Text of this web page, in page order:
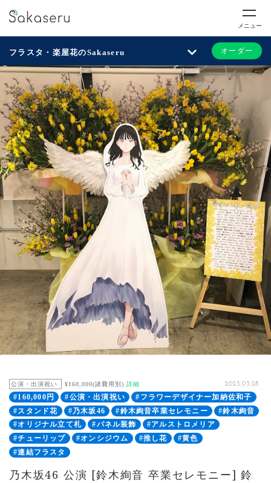
メニュー
フラスタ・楽屋花のSakaseru オーダー
公演・出演祝い ¥160,000(諸費用別) 詳細 2023.03.28
#160,000円 #公演・出演祝い
#フラワーデザイナー加納佐和子
#スタンド花
#乃木坂46 #鈴木絢音卒業セレモニー
#鈴木絢音
#オリジナル立て札
#パネル装飾
#アルストロメリア
#チューリップ
#オンシジウム #推し花
#黄色
#連結フラスタ
乃木坂46 公演 [鈴木絢音 卒業セレモニー] 鈴